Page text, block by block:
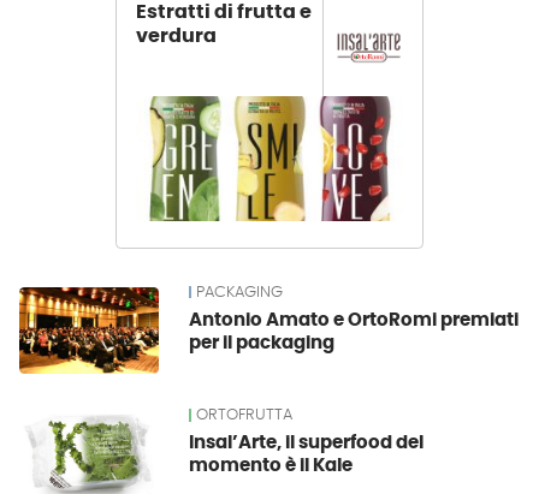
Estratti di frutta e
verdura
PACKAGING
Antonio Amato e OrtoRomi premiati
per il packaging
ORTOFRUTTA
Insal’Arte, il superfood del
momento è il Kale